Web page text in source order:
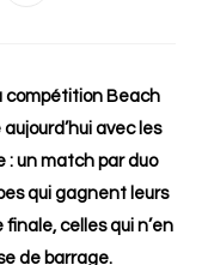
compétition Beach
avec les
: un match par duo
qui gagnent leurs
celles qui n’en
de barrage.